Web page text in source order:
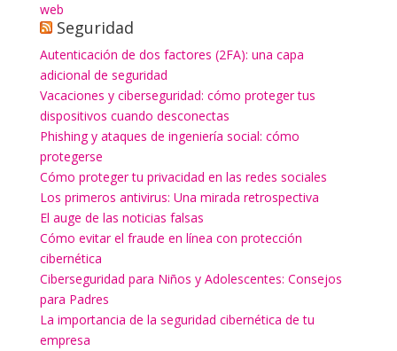
web
Seguridad
Autenticación de dos factores (2FA): una capa
adicional de seguridad
Vacaciones y ciberseguridad: cómo proteger tus
dispositivos cuando desconectas
Phishing y ataques de ingeniería social: cómo
protegerse
Cómo proteger tu privacidad en las redes sociales
Los primeros antivirus: Una mirada retrospectiva
El auge de las noticias falsas
Cómo evitar el fraude en línea con protección
cibernética
Ciberseguridad para Niños y Adolescentes: Consejos
para Padres
La importancia de la seguridad cibernética de tu
empresa